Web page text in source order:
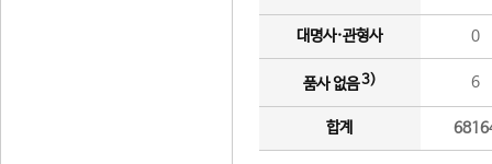
대명사·관형사 0
품사 없음3) 6
합계